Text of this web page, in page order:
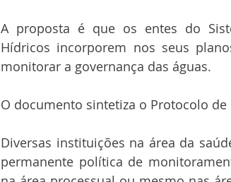
A proposta é que os entes do
Hídricos incorporem nos seus
monitorar a governança das águas.
O documento sintetiza o Protocolo
Diversas instituições na área da
permanente política de